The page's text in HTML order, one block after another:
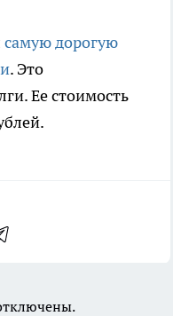
самую дорогую
. Это
Ее стоимость